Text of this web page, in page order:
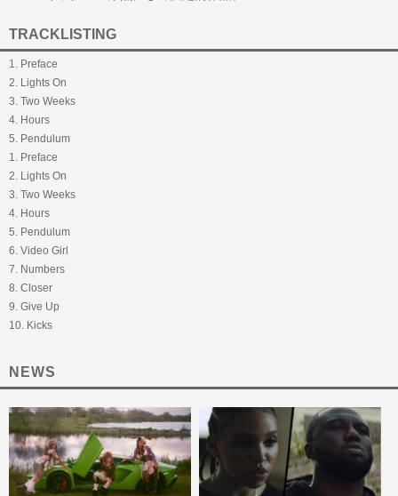
TRACKLISTING
1. Preface
2. Lights On
3. Two Weeks
4. Hours
5. Pendulum
1. Preface
2. Lights On
3. Two Weeks
4. Hours
5. Pendulum
6. Video Girl
7. Numbers
8. Closer
9. Give Up
10. Kicks
NEWS